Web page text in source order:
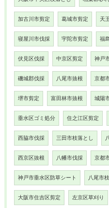
加古川市剪定 葛城市剪定 天
寝屋川市伐採 宇陀市剪定 福
伏見区伐採 中京区剪定 神戸
磯城郡伐採 八尾市抜根 京都
堺市剪定 富田林市抜根 城陽
垂水区ゴミ処分 住之江区剪定
西脇市伐採 三田市枝落とし
西京区抜根 八幡市伐採 京都
神戸市垂水区防草シート 八尾市
大阪市住吉区剪定 左京区草刈り